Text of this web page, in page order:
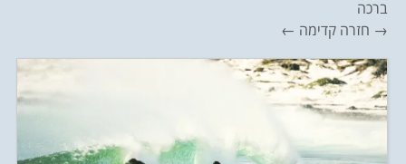
ברכה
→ חזרה קדימה ←